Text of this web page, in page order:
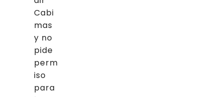
Cabi
mas
y no
pide
perm
iso
para